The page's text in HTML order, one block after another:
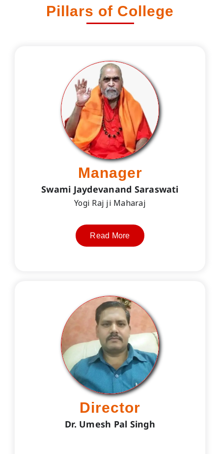
Pillars of College
Manager
Swami Jaydevanand Saraswati
Yogi Raj ji Maharaj
Read More
Director
Dr. Umesh Pal Singh